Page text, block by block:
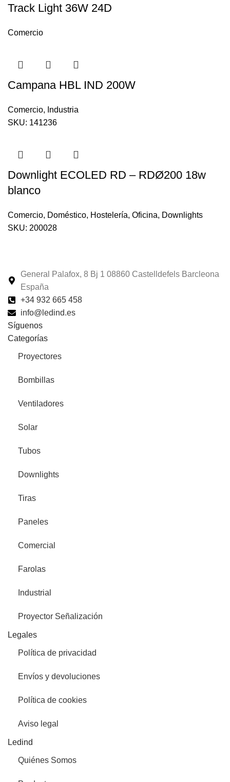
Track Light 36W 24D
Comercio
Campana HBL IND 200W
Comercio, Industria
SKU: 141236
Downlight ECOLED RD – RDØ200 18w
blanco
Comercio, Doméstico, Hostelería, Oficina, Downlights
SKU: 200028
General Palafox, 8 Bj 1 08860 Castelldefels Barcleona
España
+34 932 665 458‬
info@ledind.es
Síguenos
Categorías
Proyectores
Bombillas
Ventiladores
Solar
Tubos
Downlights
Tiras
Paneles
Comercial
Farolas
Industrial
Proyector Señalización
Legales
Política de privacidad
Envíos y devoluciones
Política de cookies
Aviso legal
Ledind
Quiénes Somos